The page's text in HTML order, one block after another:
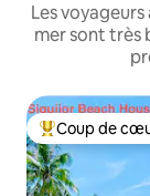
Les
mer sont très
Coups de
Coup de